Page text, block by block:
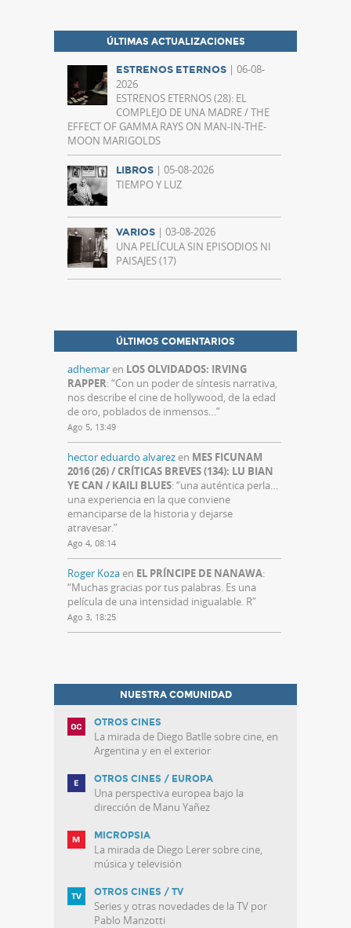
ÚLTIMAS ACTUALIZACIONES
ESTRENOS ETERNOS | 06-08-
2026
ESTRENOS ETERNOS (28): EL
COMPLEJO DE UNA MADRE / THE
EFFECT OF GAMMA RAYS ON MAN-IN-THE-
MOON MARIGOLDS
LIBROS | 05-08-2026
TIEMPO Y LUZ
VARIOS | 03-08-2026
UNA PELÍCULA SIN EPISODIOS NI
PAISAJES (17)
ÚLTIMOS COMENTARIOS
adhemaren LOS OLVIDADOS: IRVING
RAPPER: “Con un poder de síntesis narrativa,
nos describe el cine de hollywood, de la edad
de oro, poblados de inmensos… ”
Ago 5, 13:49
hector eduardo alvarezen MES FICUNAM
2016 (26) / CRÍTICAS BREVES (134): LU BIAN
YE CAN / KAILI BLUES: “una auténtica perla…
una experiencia en la que conviene
emanciparse de la historia y dejarse
atravesar.”
Ago 4, 08:14
Roger Kozaen EL PRÍNCIPE DE NANAWA:
“Muchas gracias por tus palabras. Es una
película de una intensidad inigualable. R”
Ago 3, 18:25
NUESTRA COMUNIDAD
OTROS CINES
La mirada de Diego Batlle sobre cine, en
Argentina y en el exterior
OTROS CINES / EUROPA
Una perspectiva europea bajo la
dirección de Manu Yañez
MICROPSIA
La mirada de Diego Lerer sobre cine,
música y televisión
OTROS CINES / TV
Series y otras novedades de la TV por
Pablo Manzotti